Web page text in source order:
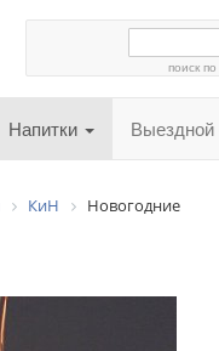
поиск
Напитки Выездной
КиН Новогодние